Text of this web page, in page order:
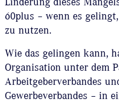
Linderung dieses
60plus – wenn es
zu nutzen.
Wie das gelingen kann,
Organisation unter dem
Arbeitgeberverbandes
Gewerbeverbandes – in